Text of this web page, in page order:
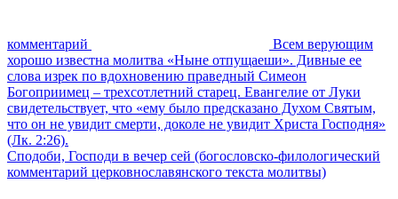
комментарий
Всем верующим
хорошо известна молитва «Ныне отпущаеши». Дивные ее
слова изрек по вдохновению праведный Симеон
Богоприимец – трехсотлетний старец. Евангелие от Луки
свидетельствует, что «ему было предсказано Духом Святым,
что он не увидит смерти, доколе не увидит Христа Господня»
(Лк. 2:26).
Сподоби, Господи в вечер сей (богословско-филологический
комментарий церковнославянского текста молитвы)